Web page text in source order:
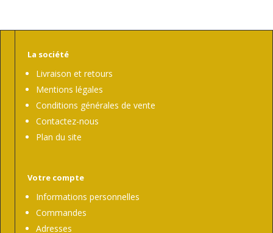
La société
Livraison et retours
Mentions légales
Conditions générales de vente
Contactez-nous
Plan du site
Votre compte
Informations personnelles
Commandes
Adresses